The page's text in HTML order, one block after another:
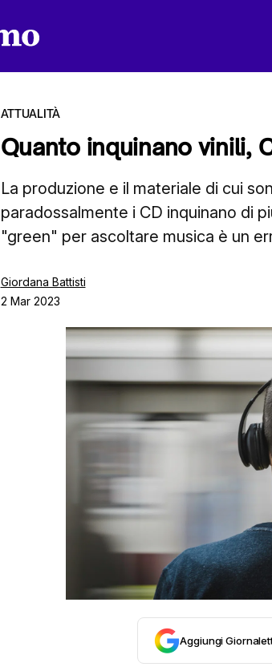
ATTUALITÀ
Quanto inquinano vinili,
La produzione e il materiale di cui
paradossalmente i CD inquinano di
"green" per ascoltare musica è un
Giordana Battisti
2 Mar 2023
Aggiungi